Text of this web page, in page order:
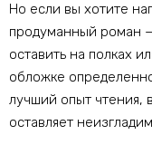
Но если вы хотите
продуманный роман
оставить на полках
обложке
лучший опыт чтения,
оставляет